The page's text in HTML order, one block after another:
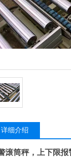
详细介绍
滚筒秤，上下限